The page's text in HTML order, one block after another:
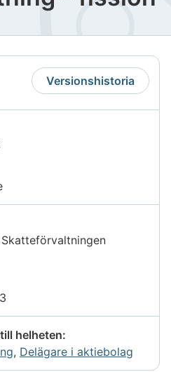
Versionshistoria
helheten:
, Delägare i aktiebolag